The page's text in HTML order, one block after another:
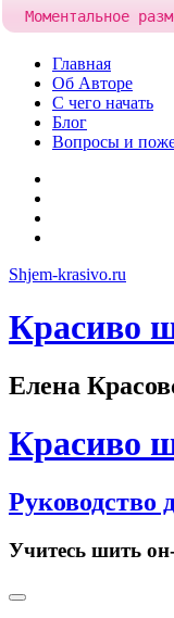
Skip
content
Главная
Об Авторе
С чего начать
Блог
Вопросы и
Shjem-krasivo.ru
Красиво
Елена
Красиво
Руководство
Учитесь шить
Primary
Моментальное